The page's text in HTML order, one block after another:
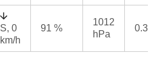
S, 0
km/h
91 %
1012
hPa
0.3